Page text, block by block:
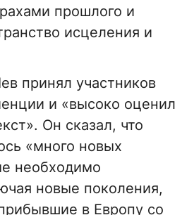
прошлого и
исцеления и
принял участников
и «высоко оценил
Он сказал, что
«много новых
необходимо
новые поколения,
в Европу со